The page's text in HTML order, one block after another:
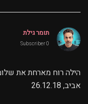
תומר גילת
0 Subscriber
אביב, 26.12.18